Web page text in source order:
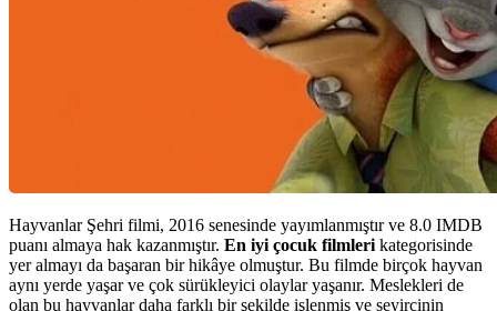
Hayvanlar Şehri filmi, 2016 senesinde yayımlanmıştır ve 8.0 IMDB
puanı almaya hak kazanmıştır. En iyi çocuk filmleri kategorisinde
yer almayı da başaran bir hikâye olmuştur. Bu filmde birçok hayvan
aynı yerde yaşar ve çok sürükleyici olaylar yaşanır. Meslekleri de
olan bu hayvanlar daha farklı bir şekilde işlenmiş ve seyircinin